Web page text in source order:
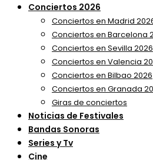
Conciertos 2026
Conciertos en Madrid
Conciertos en Barcelona
Conciertos en Sevilla 2026
Conciertos en Valencia
Conciertos en Bilbao 2026
Conciertos en Granada
Giras de conciertos
Noticias de Festivales
Bandas Sonoras
Series y Tv
Cine